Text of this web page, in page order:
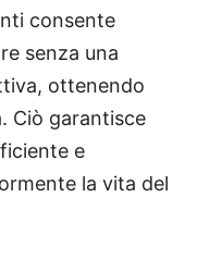
consente
senza una
ottenendo
Ciò garantisce
e
la vita del